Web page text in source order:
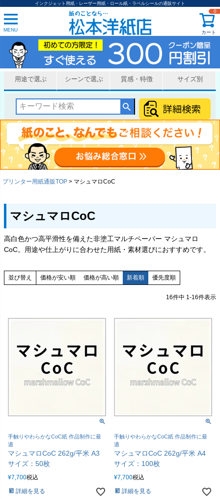
インクジェット用紙・レーザー用紙・ロール紙・ラベルシールの通販サイト
MENU カート
0
用途で選ぶ シーンで選ぶ 質感・特徴 サイズ別
プリンター用紙通販TOP マシュマロCoC
マシュマロCoC
高白色かつ高平滑性を備えた非塗工マルチペーパー マシュマロ
CoC。用途や仕上がりに合わせた用紙・素材選びにおすすめです。
並び替え 価格が安い順 価格が高い順 新着順 優先度順
16件中 1-16件表示
手触りやわらかなCoC紙 作品制作に最
適
マシュマロCoC 262g/平米 A3
サイズ：50枚
¥7,700税込
詳細を見る
手触りやわらかなCoC紙 作品制作に最
適
マシュマロCoC 262g/平米 A4
サイズ：100枚
¥7,700税込
詳細を見る